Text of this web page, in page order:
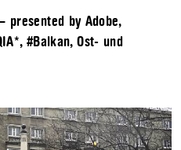
presented by Adobe,
, #Balkan, Ost- und